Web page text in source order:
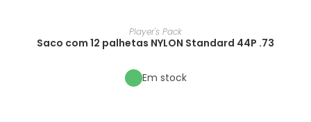
Player's Pack
Saco com 12 palhetas NYLON Standard 44P .73
Em stock